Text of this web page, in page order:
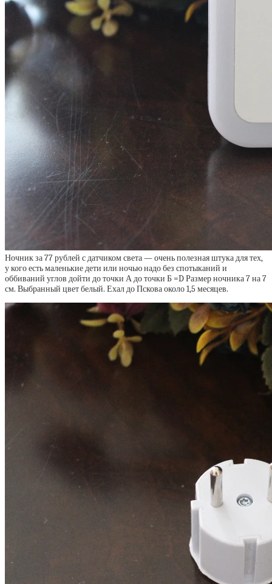
Ночник за 77 рублей с датчиком света — очень полезная штука для тех,
у кого есть маленькие дети или ночью надо без спотыканий и
оббиваний углов дойти до точки А до точки Б =D Размер ночника 7 на 7
см. Выбранный цвет белый. Ехал до Пскова около 1,5 месяцев.